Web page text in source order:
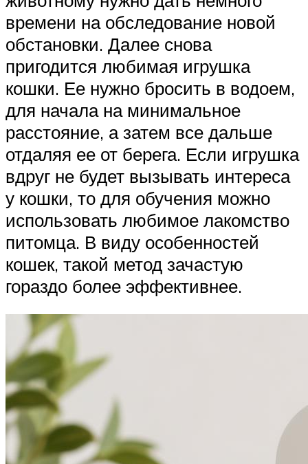
времени на обследование новой
обстановки. Далее снова
пригодится любимая игрушка
кошки. Ее нужно бросить в водоем,
для начала на минимальное
расстояние, а затем все дальше
отдаляя ее от берега. Если игрушка
вдруг не будет вызывать интереса
у кошки, то для обучения можно
использовать любимое лакомство
питомца. В виду особенностей
кошек, такой метод зачастую
гораздо более эффективнее.